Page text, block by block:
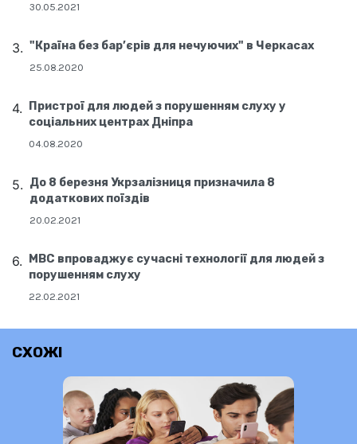
30.05.2021
"Країна без бар’єрів для нечуючих" в Черкасах
25.08.2020
Пристрої для людей з порушенням слуху у
соціальних центрах Дніпра
04.08.2020
До 8 березня Укрзалізниця призначила 8
додаткових поїздів
20.02.2021
МВС впроваджує сучасні технології для людей з
порушенням слуху
22.02.2021
СХОЖІ